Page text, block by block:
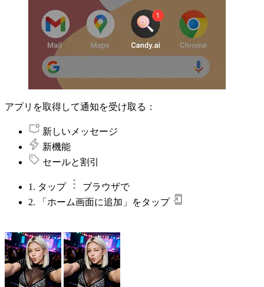
アプリを取得して通知を受け取る：
新しいメッセージ
新機能
セールと割引
1. タップ
ブラウザで
2. 「ホーム画面に追加」をタップ